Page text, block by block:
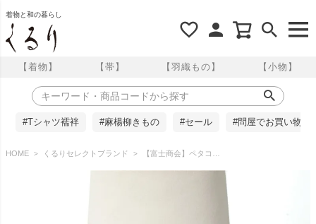
着物と和の暮らし
【着物】 【帯】 【羽織もの】 【小物】
#Tシャツ襦袢 #麻楊柳きもの #セール #問屋でお買い物
HOME くるりセレクトブランド 【富士商会】ペタコさんの半衿 ／シマエナガ